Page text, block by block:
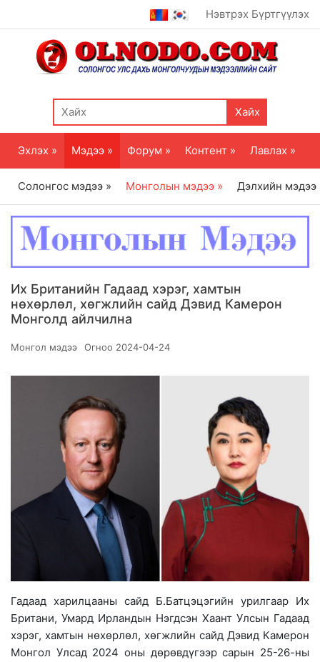
Нэвтрэх Бүртгүүлэх
Хайх
Эхлэх » Мэдээ » Форум » Контент » Лавлах »
Солонгос мэдээ » Монголын мэдээ » Дэлхийн мэдээ
Их Британийн Гадаад хэрэг, хамтын
нөхөрлөл, хөгжлийн сайд Дэвид Камерон
Монголд айлчилна
Монгол мэдээ Огноо 2024-04-24
Гадаад харилцааны сайд Б.Батцэцэгийн урилгаар Их
Британи, Умард Ирландын Нэгдсэн Хаант Улсын Гадаад
хэрэг, хамтын нөхөрлөл, хөгжлийн сайд Дэвид Камерон
Монгол Улсад 2024 оны дөрөвдүгээр сарын 25-26-ны